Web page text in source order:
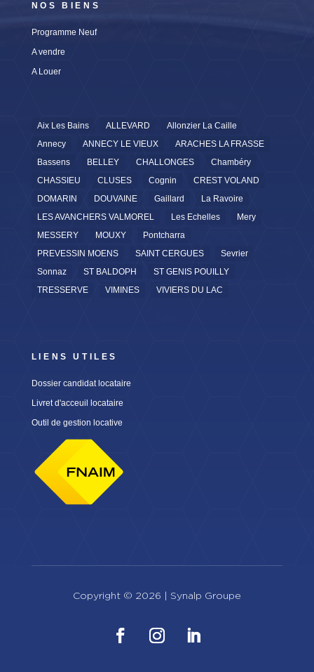
NOS BIENS
Programme Neuf
A vendre
A Louer
Aix Les Bains ALLEVARD
Allonzier La Caille
Annecy
ANNECY LE VIEUX
ARACHES LA FRASSE
Bassens
BELLEY CHALLONGES
Chambéry
CHASSIEU
CLUSES Cognin
CREST VOLAND
DOMARIN
DOUVAINE Gaillard
La Ravoire
LES AVANCHERS VALMOREL
Les Echelles
Mery
MESSERY
MOUXY
Pontcharra
PREVESSIN MOENS
SAINT CERGUES
Sevrier
Sonnaz
ST BALDOPH
ST GENIS POUILLY
TRESSERVE
VIMINES VIVIERS DU LAC
LIENS UTILES
Dossier candidat locataire
Livret d'acceuil locataire
Outil de gestion locative
Copyright © 2026 | Synalp Groupe